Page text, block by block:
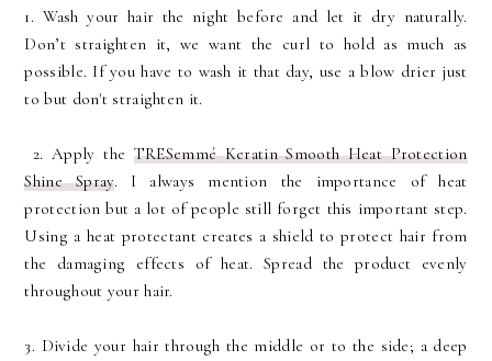
1. Wash your hair the night before and let it dry naturally.
Don’t straighten it, we want the curl to hold as much as
possible. If you have to wash it that day, use a blow drier just
to but don't straighten it.
2. Apply the TRESemmé Keratin Smooth Heat Protection
Shine Spray. I always mention the importance of heat
protection but a lot of people still forget this important step.
Using a heat protectant creates a shield to protect hair from
the damaging effects of heat. Spread the product evenly
throughout your hair.
3. Divide your hair through the middle or to the side; a deep